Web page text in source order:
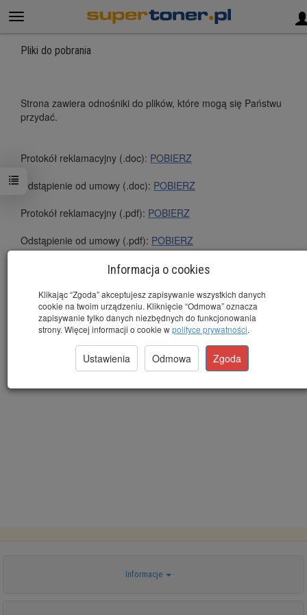
Pliki do pobrania
Strona zawiera odnośniki do plików, które mogą się Państwu
przydać.
Protokół reklamacyjny (.doc): POBIERZ
Odstąpienie od umowy (.doc): POBIERZ
Protokół reklamacyjny (.pdf): POBIERZ
Odstąpienie od umowy (.pdf): POBIERZ
Pouczenie o wypełnieniu formularza "Odstąpienie od
Powyższe wypełnione dokumenty prosimy o przesłanie na
adres sklepu:sklep@supertoner.pl
Informacje
Informacja o cookies
Klikając “Zgoda” akceptujesz zapisywanie wszystkich danych
cookie na twoim urządzeniu. Kliknięcie “Odmowa” oznacza
zapisywanie tylko danych niezbędnych do funkcjonowania
strony. Więcej informacji o cookie wpolityce prywatności.
Ustawienia Odmowa Zgoda